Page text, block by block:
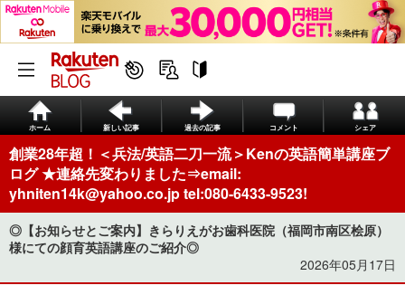
ホーム 新しい記事 過去の記事 コメント シェア
創業28年超！＜兵法/英語二刀一流＞Kenの英語簡単講座ブ
ログ ★連絡先変わりました⇒email:
yhniten14k@yahoo.co.jp tel:080-6433-9523!
◎【お知らせとご案内】きらりえがお歯科医院（福岡市南区桧原）
様にての顔育英語講座のご紹介◎
2026年05月17日